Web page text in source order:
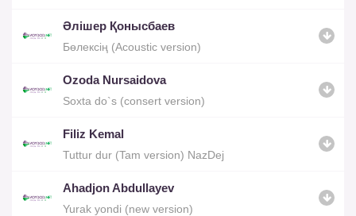
Әлішер Қонысбаев
Бөлексің (Acoustic version)
Ozoda Nursaidova
Soxta do`s (consert version)
Filiz Kemal
Tuttur dur (Tam version) NazDej
Ahadjon Abdullayev
Yurak yondi (new version)